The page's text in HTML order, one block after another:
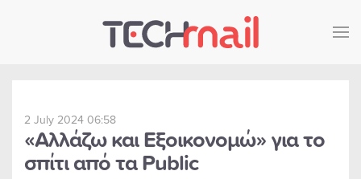
Skip to main content
2 July 2024 06:58
«Αλλάζω και Εξοικονομώ» για το
σπίτι από τα Public